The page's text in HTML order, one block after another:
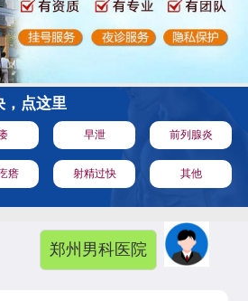
，点这里
早泄 前列腺炎
瘩 射精过快 其他
郑州男科医院